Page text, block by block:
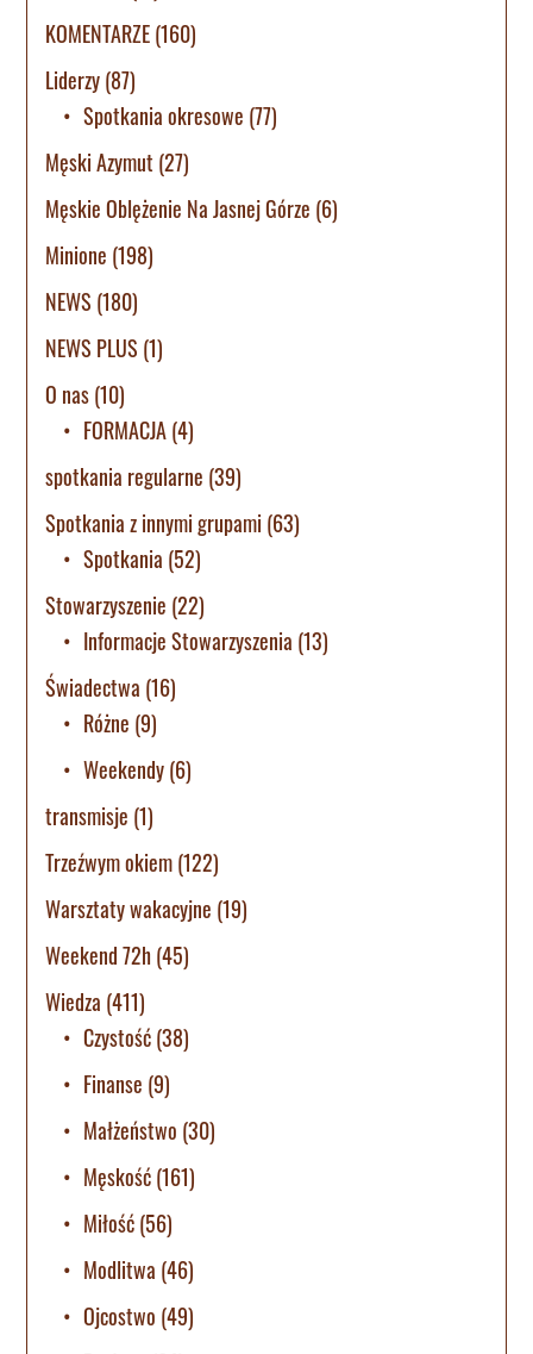
KOMENTARZE(160)
Liderzy(87)
Spotkania okresowe (77)
Męski Azymut (27)
Męskie Oblężenie Na Jasnej Górze (6)
Minione (198)
NEWS (180)
NEWS PLUS (1)
O nas(10)
FORMACJA(4)
spotkania regularne (39)
Spotkania z innymi grupami (63)
Spotkania (52)
Stowarzyszenie (22)
Informacje Stowarzyszenia (13)
Świadectwa (16)
Różne (9)
Weekendy(6)
transmisje (1)
Trzeźwym okiem(122)
Warsztaty wakacyjne (19)
Weekend 72h(45)
Wiedza (411)
Czystość(38)
Finanse (9)
Małżeństwo (30)
Męskość(161)
Miłość(56)
Modlitwa (46)
Ojcostwo (49)